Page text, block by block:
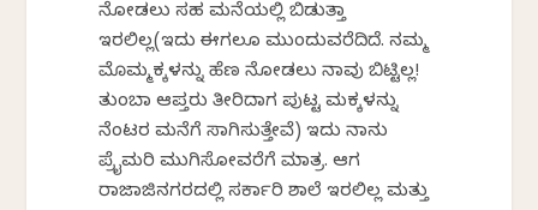
ನೋಡಲು ಸಹ ಮನೆಯಲ್ಲಿ ಬಿಡುತ್ತಾ
ಇರಲಿಲ್ಲ(ಇದು ಈಗಲೂ ಮುಂದುವರೆದಿದೆ. ನಮ್ಮ
ಮೊಮ್ಮಕ್ಕಳನ್ನು ಹೆಣ ನೋಡಲು ನಾವು ಬಿಟ್ಟಿಲ್ಲ!
ತುಂಬಾ ಆಪ್ತರು ತೀರಿದಾಗ ಪುಟ್ಟ ಮಕ್ಕಳನ್ನು
ನೆಂಟರ ಮನೆಗೆ ಸಾಗಿಸುತ್ತೇವೆ) ಇದು ನಾನು
ಪ್ರೈಮರಿ ಮುಗಿಸೋವರೆಗೆ ಮಾತ್ರ. ಆಗ
ರಾಜಾಜಿನಗರದಲ್ಲಿ ಸರ್ಕಾರಿ ಶಾಲೆ ಇರಲಿಲ್ಲ ಮತ್ತು